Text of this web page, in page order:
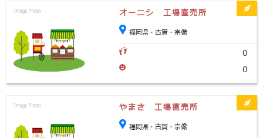
オーニシ 工場直売所
福岡県・古賀・宗像
0
0
やまさ 工場直売所
福岡県・古賀・宗像